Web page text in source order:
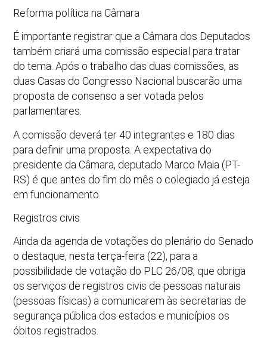
Reforma política na Câmara
É importante registrar que a Câmara dos Deputados
também criará uma comissão especial para tratar
do tema. Após o trabalho das duas comissões, as
duas Casas do Congresso Nacional buscarão uma
proposta de consenso a ser votada pelos
parlamentares.
A comissão deverá ter 40 integrantes e 180 dias
para definir uma proposta. A expectativa do
presidente da Câmara, deputado Marco Maia (PT-
RS) é que antes do fim do mês o colegiado já esteja
em funcionamento.
Registros civis
Ainda da agenda de votações do plenário do Senado
o destaque, nesta terça-feira (22), para a
possibilidade de votação do PLC 26/08, que obriga
os serviços de registros civis de pessoas naturais
(pessoas físicas) a comunicarem às secretarias de
segurança pública dos estados e municípios os
óbitos registrados.